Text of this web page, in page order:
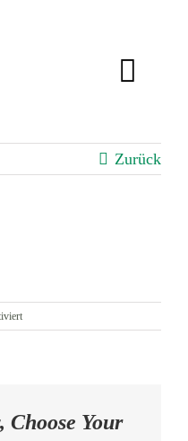
Zurück
für
Pool
Choose Your